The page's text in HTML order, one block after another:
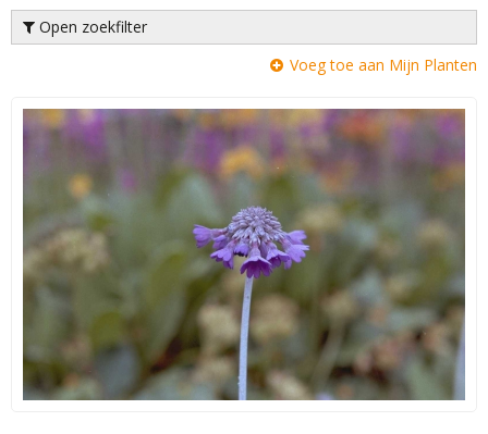
Open zoekfilter
Voeg toe aan Mijn Planten